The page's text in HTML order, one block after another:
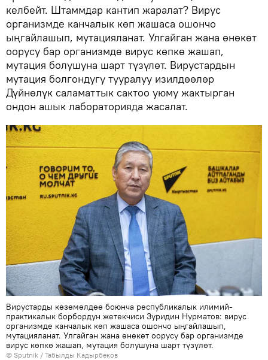
келбейт. Штаммдар кантип жаралат? Вирус
организмде канчалык көп жашаса ошончо
ыңгайлашып, мутацияланат. Улгайган жана өнөкөт
оорусу бар организмде вирус көпкө жашап,
мутация болушуна шарт түзүлөт. Вирустардын
мутация болгондугу тууралуу изилдөөлөр
Дүйнөлүк саламаттык сактоо уюму жактырган
ондон ашык лабораторияда жасалат.
Вирустарды көзөмөлдөө боюнча республикалык илимий-
практикалык борбордун жетекчиси Зуридин Нурматов: вирус
организмде канчалык көп жашаса ошончо ыңгайлашып,
мутацияланат. Улгайган жана өнөкөт оорусу бар организмде
вирус көпкө жашап, мутация болушуна шарт түзүлөт.
© Sputnik / Табылды Кадырбеков